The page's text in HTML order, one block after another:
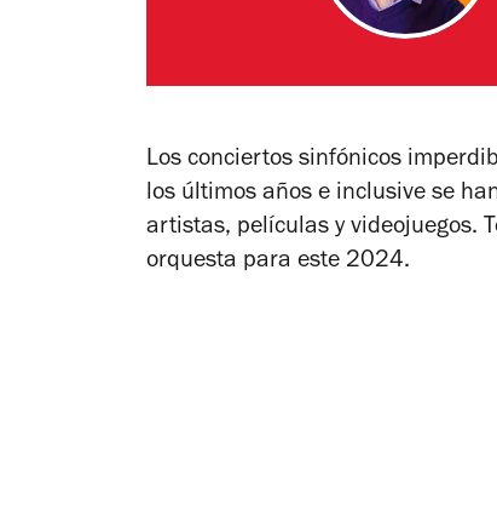
Los conciertos sinfónicos
los últimos años e inclusive se
artistas, películas y videojuegos.
orquesta para este 2024.